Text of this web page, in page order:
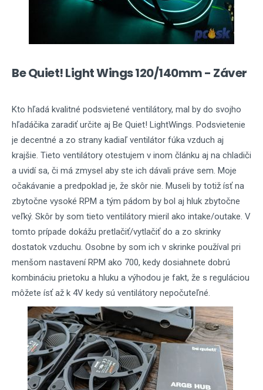
Be Quiet! Light Wings 120/140mm - Záver
Kto hľadá kvalitné podsvietené ventilátory, mal by do svojho
hľadáčika zaradiť určite aj Be Quiet! LightWings. Podsvietenie
je decentné a zo strany kadiaľ ventilátor fúka vzduch aj
krajšie. Tieto ventilátory otestujem v inom článku aj na chladiči
a uvidí sa, či má zmysel aby ste ich dávali práve sem. Moje
očakávanie a predpoklad je, že skôr nie. Museli by totiž ísť na
zbytočne vysoké RPM a tým pádom by bol aj hluk zbytočne
veľký. Skôr by som tieto ventilátory mieril ako intake/outake. V
tomto prípade dokážu pretlačiť/vytlačiť do a zo skrinky
dostatok vzduchu. Osobne by som ich v skrinke používal pri
menšom nastavení RPM ako 700, kedy dosiahnete dobrú
kombináciu prietoku a hluku a výhodou je fakt, že s reguláciou
môžete ísť až k 4V kedy sú ventilátory nepočuteľné.